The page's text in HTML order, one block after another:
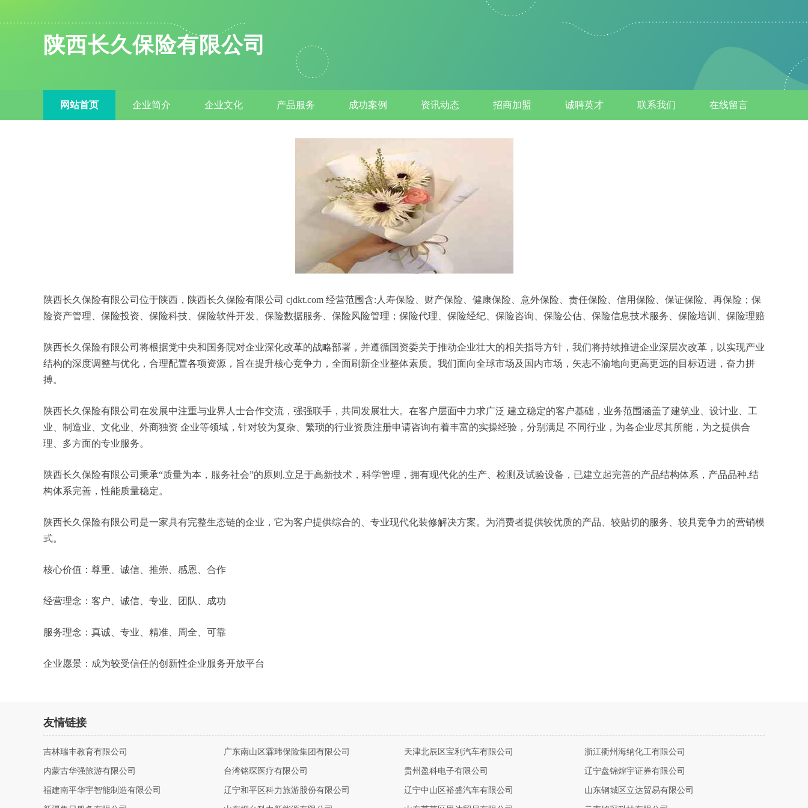
陕西长久保险有限公司
网站首页 企业简介 企业文化 产品服务 成功案例 资讯动态 招商加盟 诚聘英才 联系我们 在线留言
陕西长久保险有限公司位于陕西，陕西长久保险有限公司 cjdkt.com 经营范围含:人寿保险、财产保险、健康保险、意外保险、责任保险、信用保险、保证保险、再保险；保
险资产管理、保险投资、保险科技、保险软件开发、保险数据服务、保险风险管理；保险代理、保险经纪、保险咨询、保险公估、保险信息技术服务、保险培训、保险理赔
陕西长久保险有限公司将根据党中央和国务院对企业深化改革的战略部署，并遵循国资委关于推动企业壮大的相关指导方针，我们将持续推进企业深层次改革，以实现产业
结构的深度调整与优化，合理配置各项资源，旨在提升核心竞争力，全面刷新企业整体素质。我们面向全球市场及国内市场，矢志不渝地向更高更远的目标迈进，奋力拼
搏。
陕西长久保险有限公司在发展中注重与业界人士合作交流，强强联手，共同发展壮大。在客户层面中力求广泛 建立稳定的客户基础，业务范围涵盖了建筑业、设计业、工
业、制造业、文化业、外商独资 企业等领域，针对较为复杂、繁琐的行业资质注册申请咨询有着丰富的实操经验，分别满足 不同行业，为各企业尽其所能，为之提供合
理、多方面的专业服务。
陕西长久保险有限公司秉承“质量为本，服务社会”的原则,立足于高新技术，科学管理，拥有现代化的生产、检测及试验设备，已建立起完善的产品结构体系，产品品种,结
构体系完善，性能质量稳定。
陕西长久保险有限公司是一家具有完整生态链的企业，它为客户提供综合的、专业现代化装修解决方案。为消费者提供较优质的产品、较贴切的服务、较具竞争力的营销模
式。
核心价值：尊重、诚信、推崇、感恩、合作
经营理念：客户、诚信、专业、团队、成功
服务理念：真诚、专业、精准、周全、可靠
企业愿景：成为较受信任的创新性企业服务开放平台
友情链接
吉林瑞丰教育有限公司 广东南山区霖玮保险集团有限公司 天津北辰区宝利汽车有限公司 浙江衢州海纳化工有限公司
内蒙古华强旅游有限公司 台湾铭琛医疗有限公司 贵州盈科电子有限公司 辽宁盘锦煌宇证券有限公司
福建南平华宇智能制造有限公司 辽宁和平区科力旅游股份有限公司 辽宁中山区裕盛汽车有限公司 山东钢城区立达贸易有限公司